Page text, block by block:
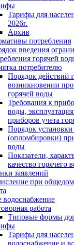
Тарифы для
2026г.
Архив
потребления
введения
горячей
потребителю
Порядок действий
возникновении
горячей воды
Требования к
воды,
приборов учета
Порядок
(опломбировки)
воды
Показатели,
качество горячего
заявлений
при
водоснабжение
работа
Типовые формы
Тарифы для